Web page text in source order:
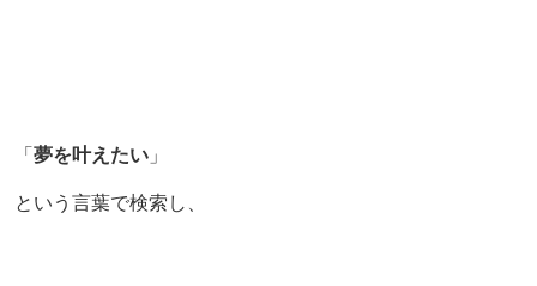
「 夢を叶えたい 」
という言葉で検索し、